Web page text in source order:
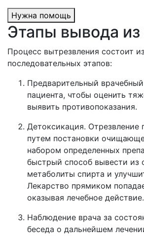
Нужна помощь
Этапы вывода из
Процесс вытрезвления состоит
последовательных этапов:
Предварительный
пациента, чтобы оценить
выявить противопоказания.
Детоксикация. Отрезвление
путем постановки
набором определенных
быстрый способ вывести из
метаболиты спирта и
Лекарство прямиком
оказывая лечебное действие.
Наблюдение врача за
беседа о дальнейшем